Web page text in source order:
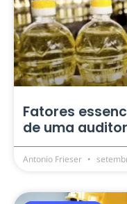
Fatores
de uma
Antonio Frieser